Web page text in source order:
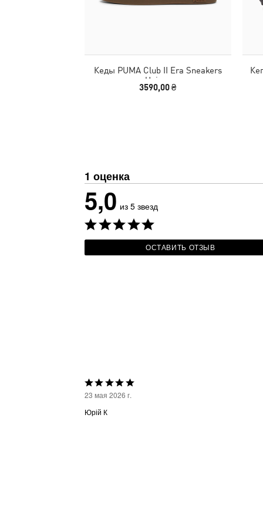
Кеды PUMA Club II Era Sneakers
Unisex
3590,00 ₴
1 оценка
5,0 из 5 звезд
ОСТАВИТЬ ОТЗЫВ
Выбрана
23 мая 2026 г.
Юрій К